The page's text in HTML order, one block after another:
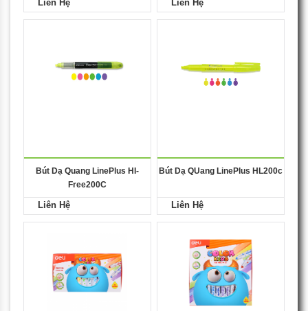
Liên Hệ Liên Hệ
Bút Dạ Quang LinePlus HI-
Free200C
Liên Hệ
Bút Dạ QUang LinePlus HL200c
Liên Hệ